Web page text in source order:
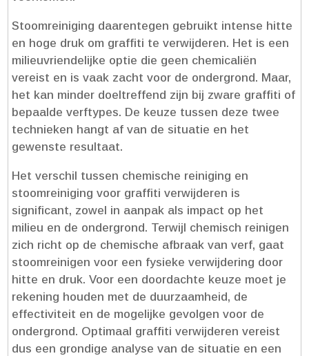
Stoomreiniging daarentegen gebruikt intense hitte
en hoge druk om graffiti te verwijderen.​ Het is een
milieuvriendelijke optie die geen chemicaliën
vereist en is vaak zacht voor de ondergrond.​ Maar,
het kan minder doeltreffend zijn bij zware graffiti of
bepaalde verftypes.​ De keuze tussen deze twee
technieken hangt af van de situatie en het
gewenste resultaat.​
Het verschil tussen chemische reiniging en
stoomreiniging voor graffiti verwijderen is
significant, zowel in aanpak als impact op het
milieu en de ondergrond.​ Terwijl chemisch reinigen
zich richt op de chemische afbraak van verf, gaat
stoomreinigen voor een fysieke verwijdering door
hitte en druk.​ Voor een doordachte keuze moet je
rekening houden met de duurzaamheid, de
effectiviteit en de mogelijke gevolgen voor de
ondergrond.​ Optimaal graffiti verwijderen vereist
dus een grondige analyse van de situatie en een